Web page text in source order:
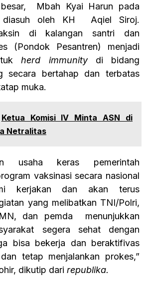
Mbah Kyai Harun pada
oleh KH Aqiel Siroj.
di kalangan santri dan
(Pondok Pesantren) menjadi
herd immunitydi bidang
secara bertahap dan terbatas
muka.
Ketua Komisi IV Minta ASN di
Netralitas
usaha keras pemerintah
vaksinasi secara nasional
kerjakan dan akan terus
yang melibatkan TNI/Polri,
dan pemda menunjukkan
segera sehat dengan
bisa bekerja dan beraktifivas
tetap menjalankan prokes,”
dikutip dari republika.